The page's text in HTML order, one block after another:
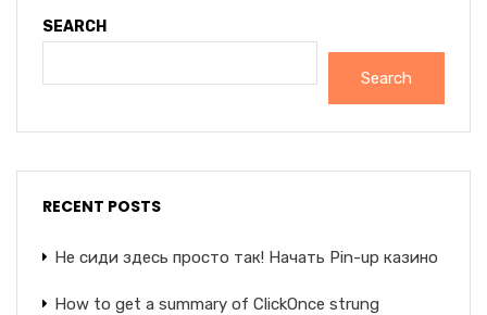
SEARCH
Search
RECENT POSTS
Не сиди здесь просто так! Начать Pin-up казино
How to get a summary of ClickOnce strung